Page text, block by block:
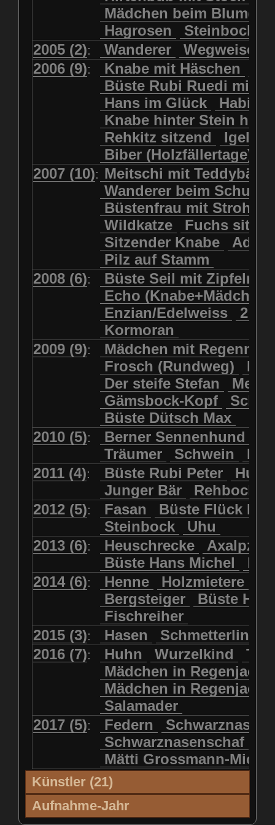
Mädchen in Regenjacke und
Mädchen mit Regenmolch
Mädchen mit Schmetterling
Mätti Grossmann-Michel
Meitschi (Rundweg)
Meitschi mit Teddybär
Pilzfraueli Risetenmandli
Sitzender Knabe Tengeler
Wanderer
Wanderer beim Schuhbinden
Wegweiser Wilde Hilde
Wildhüter Wurzelkind
Luchs sitzend Murmeltier
Murmeltiere Rehbockkopf
Rehkitz Rehkitz sitzend
Salamader Schmetterling
Schmetterlinge Schnecke
Schwarznasenschaf
Schwarznasenschaf mit Kalb
Steinbock
Steinbock Steinmarder
Uhu Uhu mit Jungen
Waschbär Wildkatze
Wolf Ziegenkopf
Mädchen beim
Hagrosen
Steinbock
2005 (2): Wanderer
Wegweiser
2006 (9): Knabe mit Häschen
Büste Rubi Ruedi mit
Hans im Glück
Knabe hinter Stein
Rehkitz sitzend
Igel
Biber (Holzfällertage)
2007 (10): Meitschi mit Teddybär
Wanderer beim
Büstenfrau mit Strohut
Wildkatze
Fuchs
Sitzender Knabe
Adler
Pilz auf Stamm
2008 (6):
Büste Seil mit
Echo
Enzian/Edelweiss
2
Kormoran
2009 (9):
Mädchen mit
Frosch (Rundweg)
Der steife Stefan
Gämsbock-Kopf
Büste Dütsch Max
2010 (5): Berner Sennenhund
Träumer
Schwein
2011 (4): Büste Rubi Peter
Junger Bär
2012 (5): Fasan
Büste Flück
Steinbock
Uhu
2013 (6): Heuschrecke
Büste Hans Michel
2014 (6): Henne Holzmietere
Bergsteiger
Büste HP
Fischreiher
2015 (3): Hasen Schmetterlinge
2016 (7): Huhn Wurzelkind
Mädchen in
Mädchen in Regenjacke
Salamader
2017 (5): Federn
Schwarznasenschaf
Mätti Grossmann-
Künstler (21)
Künstler (21)
Blatter, Christina
Aufnahme-Jahr